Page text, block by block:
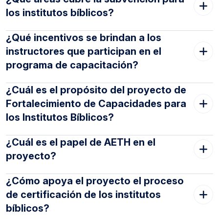
los institutos bíblicos?
¿Qué incentivos se brindan a los
instructores que participan en el
programa de capacitación?
¿Cuál es el propósito del proyecto de
Fortalecimiento de Capacidades para
los Institutos Bíblicos?
¿Cuál es el papel de AETH en el
proyecto?
¿Cómo apoya el proyecto el proceso
de certificación de los institutos
bíblicos?